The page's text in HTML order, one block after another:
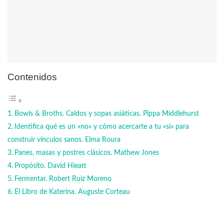
Contenidos
Bowls & Broths. Caldos y sopas asiáticas. Pippa Middlehurst
Identifica qué es un «no» y cómo acercarte a tu «sí» para
construir vínculos sanos. Elma Roura
Panes, masas y postres clásicos. Mathew Jones
Propósito. David Hieatt
Fermentar. Robert Ruiz Moreno
El Libro de Katerina. Auguste Corteau